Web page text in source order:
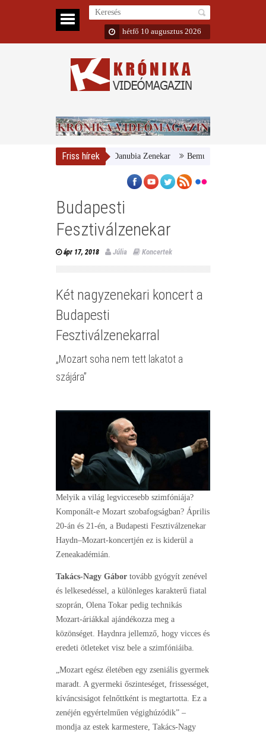
hétfő 10 augusztus 2026
Friss hírek
Nemzeti Galéria és a Danubia Zenekar Bemutatta 2024/25-ös
Budapesti
Fesztiválzenekar
ápr 17, 2018 Júlia Koncertek
Két nagyzenekari koncert a
Budapesti
Fesztiválzenekarral
„Mozart soha nem tett lakatot a
szájára”
Melyik a világ legviccesebb szimfóniája?
Komponált-e Mozart szobafogságban? Április
20-án és 21-én, a Budapesti Fesztiválzenekar
Haydn–Mozart-koncertjén ez is kiderül a
Zeneakadémián.
Takács-Nagy Gábor tovább gyógyít zenével
és lelkesedéssel, a különleges karakterű fiatal
szoprán, Olena Tokar pedig technikás
Mozart-áriákkal ajándékozza meg a
közönséget. Haydnra jellemző, hogy vicces és
eredeti ötleteket visz bele a szimfóniáiba.
„Mozart egész életében egy zseniális gyermek
maradt. A gyermeki őszinteséget, frissességet,
kíváncsiságot felnőttként is megtartotta. Ez a
zenéjén egyértelműen végighúzódik” –
mondja az estek karmestere, Takács-Nagy